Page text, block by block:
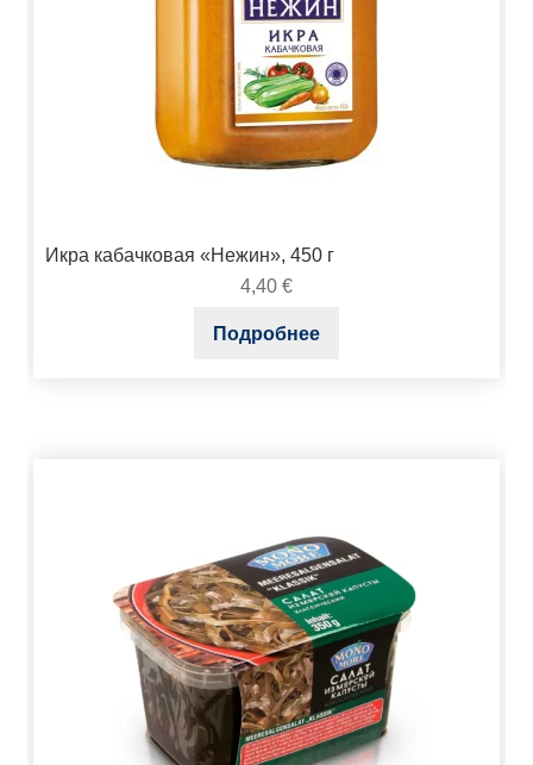
Икра кабачковая «Нежин», 450 г
4,40 €
Подробнее